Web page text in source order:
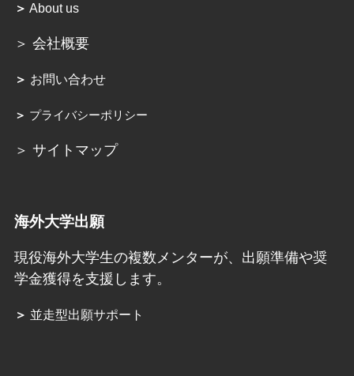
＞ About us
＞ 会社概要
＞ お問い合わせ
＞ プライバシーポリシー
＞ サイトマップ
海外大学出願
現役海外大学生の複数メンターが、出願準備や奨
学金獲得を支援します。
＞ 並走型出願サポート